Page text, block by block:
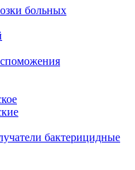
больных
бактерицидные